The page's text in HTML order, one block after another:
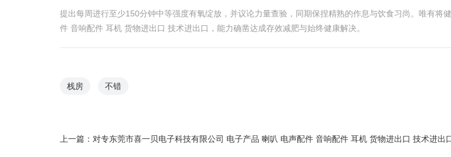
提出每周进行至少150分钟中等强度有氧绽放，并议论力量查验，同期保捏精熟的作息与饮食习尚。唯有
件 音响配件 耳机 货物进出口 技术进出口，能力确凿达成存效减肥与始终健康解决。
栈房 不错
上一篇： 对专东莞市喜一贝电子科技有限公司 电子产品 喇叭 电声配件 音响配件 耳机 货物进出口 技术进出